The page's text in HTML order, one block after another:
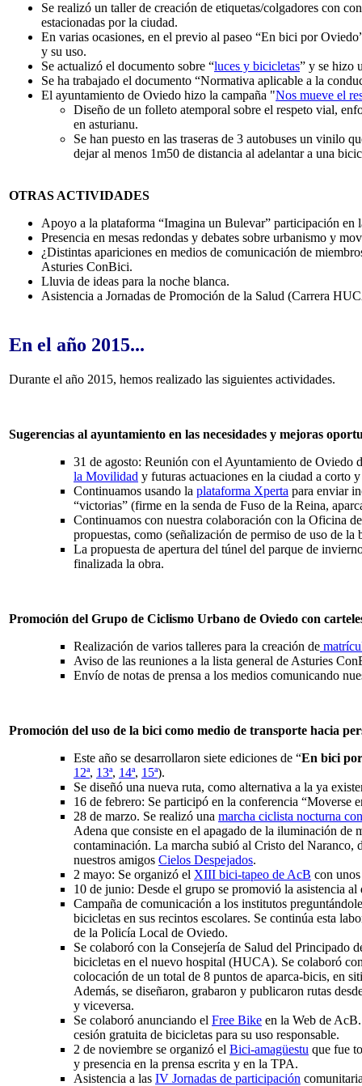
Se realizó un taller de creación de etiquetas/colgadores con
estacionadas por la ciudad.
En varias ocasiones, en el previo al paseo “En bici por
y su uso.
Se actualizó el documento sobre “luces y bicicletas” y se hizo
Se ha trabajado el documento “Normativa aplicable a la
El ayuntamiento de Oviedo hizo la campaña "Nos mueve el
Diseño de un folleto atemporal sobre el respeto vial,
en asturianu.
Se han puesto en las traseras de 3 autobuses un vinilo
dejar al menos 1m50 de distancia al adelantar a una
OTRAS ACTIVIDADES
Apoyo a la plataforma “Imagina un Bulevar” participación en
Presencia en mesas redondas y debates sobre urbanismo y
¿Distintas apariciones en medios de comunicación de
Asturies ConBici.
Lluvia de ideas para la noche blanca.
Asistencia a Jornadas de Promoción de la Salud (Carrera
En el año 2015...
Durante el año 2015, hemos realizado las siguientes actividades.
Sugerencias al ayuntamiento en las necesidades y mejoras
31 de agosto: Reunión con el Ayuntamiento de Oviedo
la Movilidad y futuras actuaciones en la ciudad a corto
Continuamos usando la plataforma Xperta para enviar
“victorias” (firme en la senda de Fuso de la Reina,
Continuamos con nuestra colaboración con la Oficina
propuestas, como (señalización de permiso de uso de
La propuesta de apertura del túnel del parque de
finalizada la obra.
Promoción del Grupo de Ciclismo Urbano de Oviedo con
Realización de varios talleres para la creación de
Aviso de las reuniones a la lista general de Asturies
Envío de notas de prensa a los medios comunicando
Promoción del uso de la bici como medio de transporte hacia
Este año se desarrollaron siete ediciones de “En bici
12ª, 13ª, 14ª, 15ª).
Se diseñó una nueva ruta, como alternativa a la ya
16 de febrero: Se participó en la conferencia
28 de marzo. Se realizó una marcha ciclista nocturna
Adena que consiste en el apagado de la iluminación de
contaminación. La marcha subió al Cristo del Naranco,
nuestros amigos Cielos Despejados.
2 mayo: Se organizó el XIII bici-tapeo de AcB con
10 de junio: Desde el grupo se promovió la asistencia al
Campaña de comunicación a los institutos
bicicletas en sus recintos escolares. Se continúa esta
de la Policía Local de Oviedo.
Se colaboró con la Consejería de Salud del Principado
bicicletas en el nuevo hospital (HUCA). Se colaboró
colocación de un total de 8 puntos de aparca-bicis, en
Además, se diseñaron, grabaron y publicaron rutas
y viceversa.
Se colaboró anunciando el Free Bike en la Web de
cesión gratuita de bicicletas para su uso responsable.
2 de noviembre se organizó el Bici-amagüestu que fue
y presencia en la prensa escrita y en la TPA.
Asistencia a las IV Jornadas de participación